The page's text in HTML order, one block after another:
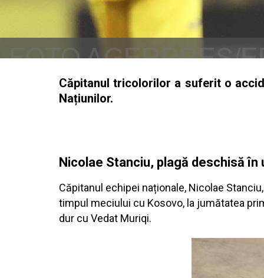
Căpitanul tricolorilor a suferit o
Națiunilor.
Nicolae Stanciu, plagă deschisă în
Căpitanul echipei naționale, Nicolae
timpul meciului cu Kosovo, la jumătatea
dur cu Vedat Muriqi.